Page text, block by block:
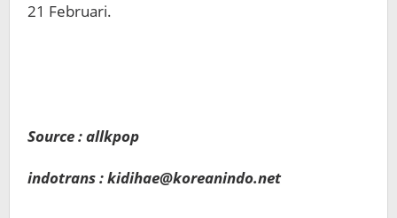
21 Februari.
Source : allkpop
indotrans : kidihae@koreanindo.net